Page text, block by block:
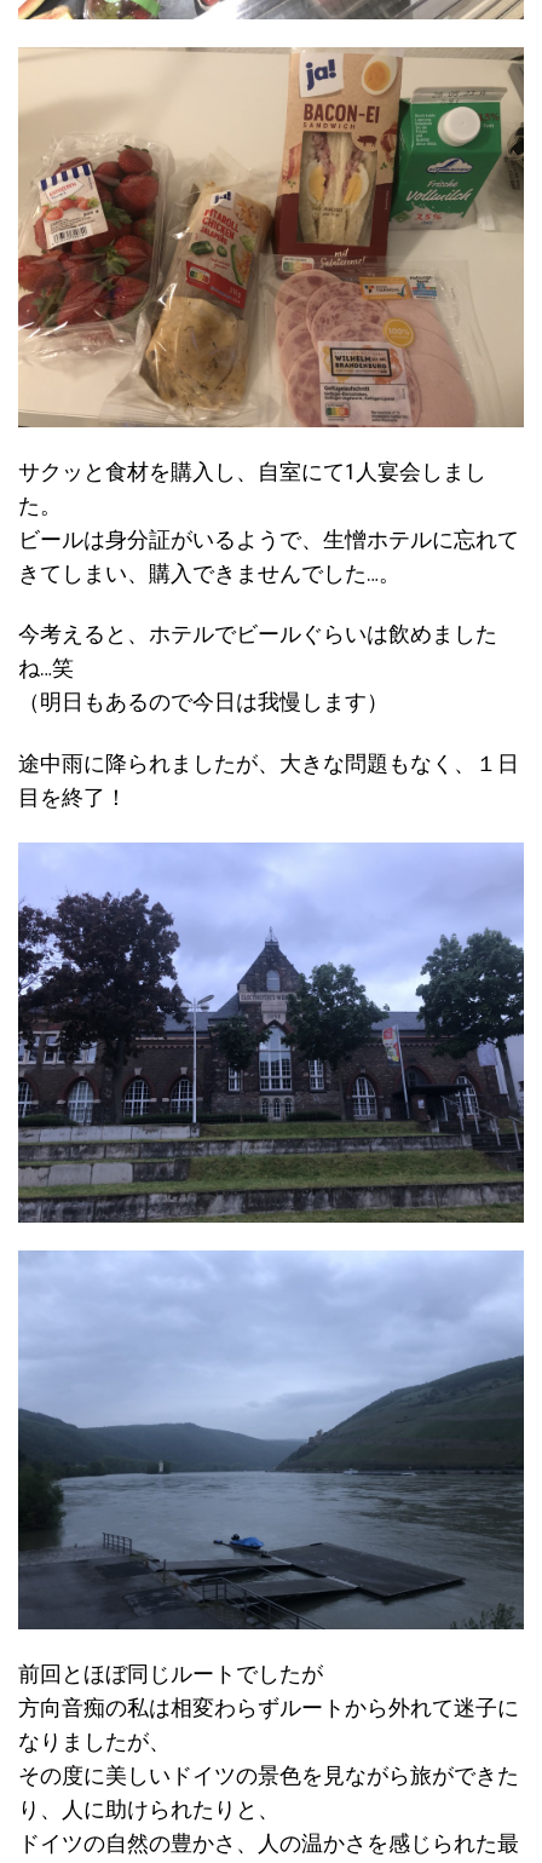
サクッと食材を購入し、自室にて1人宴会しまし
た。
ビールは身分証がいるようで、生憎ホテルに忘れて
きてしまい、購入できませんでした…。
今考えると、ホテルでビールぐらいは飲めました
ね…笑
（明日もあるので今日は我慢します）
途中雨に降られましたが、大きな問題もなく、１日
目を終了！
前回とほぼ同じルートでしたが
方向音痴の私は相変わらずルートから外れて迷子に
なりましたが、
その度に美しいドイツの景色を見ながら旅ができた
り、人に助けられたりと、
ドイツの自然の豊かさ、人の温かさを感じられた最